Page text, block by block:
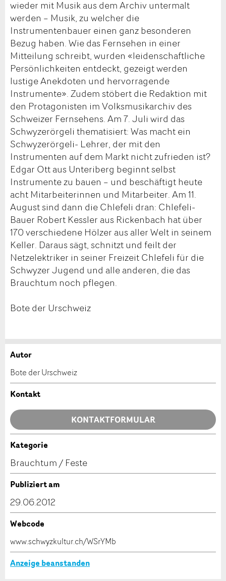
wieder mit Musik aus dem Archiv untermalt
werden – Musik, zu welcher die
Instrumentenbauer einen ganz besonderen
Bezug haben. Wie das Fernsehen in einer
Mitteilung schreibt, wurden «leidenschaftliche
Persönlichkeiten entdeckt, gezeigt werden
lustige Anekdoten und hervorragende
Instrumente». Zudem stöbert die Redaktion mit
den Protagonisten im Volksmusikarchiv des
Schweizer Fernsehens. Am 7. Juli wird das
Schwyzerörgeli thematisiert: Was macht ein
Schwyzerörgeli- Lehrer, der mit den
Instrumenten auf dem Markt nicht zufrieden ist?
Edgar Ott aus Unteriberg beginnt selbst
Instrumente zu bauen – und beschäftigt heute
acht Mitarbeiterinnen und Mitarbeiter. Am 11.
August sind dann die Chlefeli dran: Chlefeli-
Bauer Robert Kessler aus Rickenbach hat über
170 verschiedene Hölzer aus aller Welt in seinem
Keller. Daraus sägt, schnitzt und feilt der
Netzelektriker in seiner Freizeit Chlefeli für die
Schwyzer Jugend und alle anderen, die das
Brauchtum noch pflegen.
Bote der Urschweiz
Anzeige beanstanden
Ihr Feedback wird sehr geschätzt!
Allgemeines Feedback
Anzeige nicht mehr gültig
Anzeige unvollständig
Anzeige weiterempfehlen
Empfehlen Sie diese Anzeige an Freunde weiter.
* Eingabe erforderlich
Autor
Bote der Urschweiz
Kontakt
KONTAKTFORMULAR
Kontakt
Verfassen Sie eine Nachricht für die Kontaktpersonen
Kategorie
Brauchtum / Feste
Publiziert am
29.06.2012
Webcode
www.schwyzkultur.ch/WSrYMb
Anzeige beanstanden